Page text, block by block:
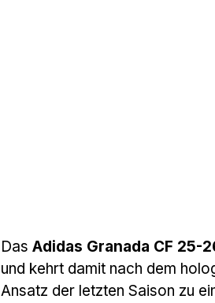
Das Adidas Granada CF 25-
und kehrt damit nach dem
Ansatz der letzten Saison zu